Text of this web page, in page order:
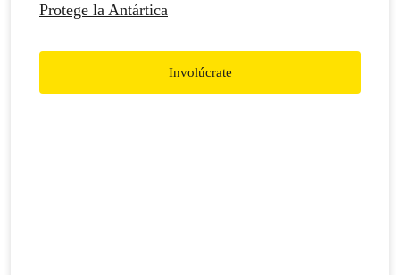
Protege la Antártica
Involúcrate